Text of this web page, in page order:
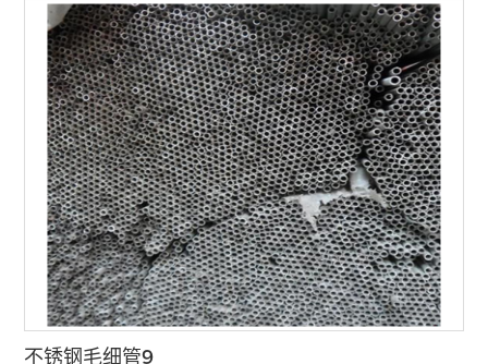
不锈钢毛细管9